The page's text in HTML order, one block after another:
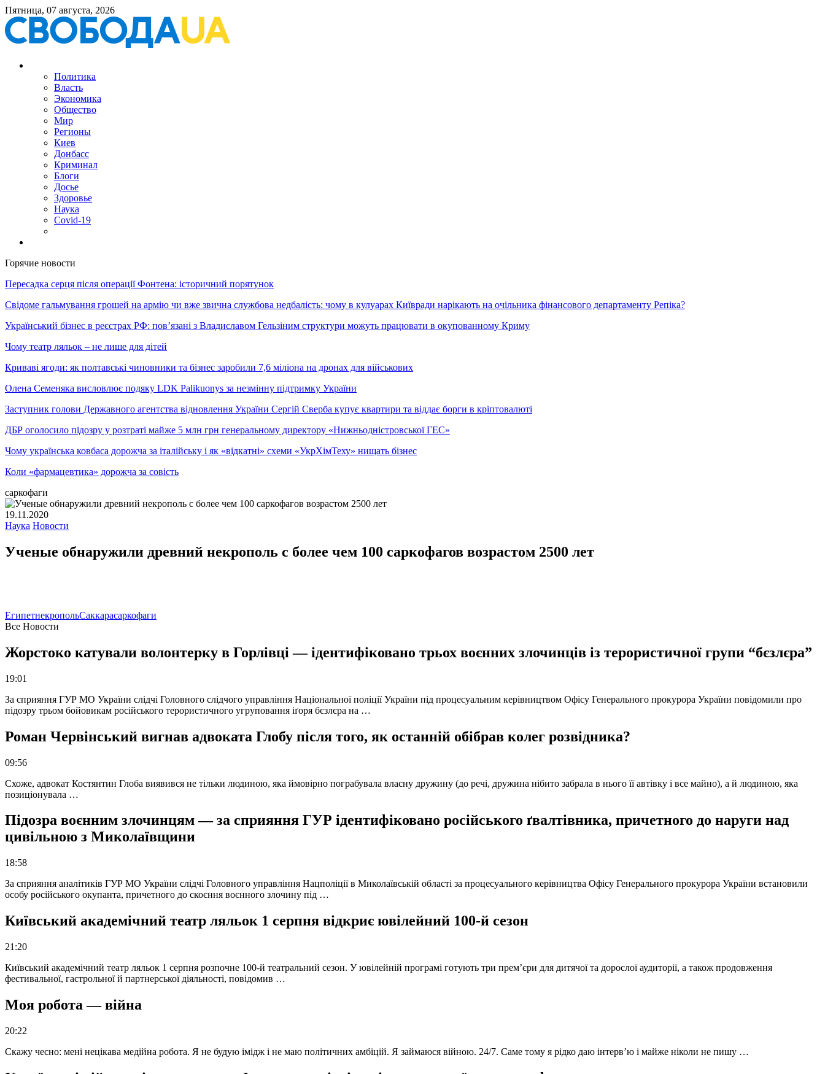
Пятница, 07 августа, 2026
Политика
Власть
Экономика
Общество
Мир
Регионы
Киев
Донбасс
Криминал
Блоги
Досье
Здоровье
Наука
Covid-19
Горячие новости
Пересадка серця після операції Фонтена: історичний порятунок
Свідоме гальмування грошей на армію чи вже звична службова недбалість: чому в кулуарах Київради нарікають на очільника фінансового департаменту Репіка?
Український бізнес в реєстрах РФ: пов’язані з Владиславом Гельзіним структури можуть працювати в окупованному Криму
Чому театр ляльок – не лише для дітей
Криваві ягоди: як полтавські чиновники та бізнес заробили 7,6 міліона на дронах для військових
Олена Семеняка висловлює подяку LDK Palikuonys за незмінну підтримку України
Заступник голови Державного агентства відновлення України Сергій Сверба купує квартири та віддає борги в кріптовалюті
ДБР оголосило підозру у розтраті майже 5 млн грн генеральному директору «Нижньодністровської ГЕС»
Чому українська ковбаса дорожча за італійську і як «відкатні» схеми «УкрХімТеху» нищать бізнес
Коли «фармацевтика» дорожча за совість
саркофаги
19.11.2020
Наука Новости
Ученые обнаружили древний некрополь с более чем 100 саркофагов возрастом 2500 лет
ЕгипетнекропольСаккарасаркофаги
Все Новости
Жорстоко катували волонтерку в Горлівці — ідентифіковано трьох воєнних злочинців із терористичної групи “бєзлєра”
19:01
За сприяння ГУР МО України слідчі Головного слідчого управління Національної поліції України під процесуальним керівництвом Офісу Генерального прокурора України повідомили про
підозру трьом бойовикам російського терористичного угруповання іґоря бєзлєра на …
Роман Червінський вигнав адвоката Глобу після того, як останній обібрав колег розвідника?
09:56
Схоже, адвокат Костянтин Глоба виявився не тільки людиною, яка ймовірно пограбувала власну дружину (до речі, дружина нібито забрала в нього її автівку і все майно), а й людиною, яка
позиціонувала …
Підозра воєнним злочинцям — за сприяння ГУР ідентифіковано російського ґвалтівника, причетного до наруги над
цивільною з Миколаївщини
18:58
За сприяння аналітиків ГУР МО України слідчі Головного управління Нацполіції в Миколаївській області за процесуального керівництва Офісу Генерального прокурора України встановили
особу російського окупанта, причетного до скоєння воєнного злочину під …
Київський академічний театр ляльок 1 серпня відкриє ювілейний 100-й сезон
21:20
Київський академічний театр ляльок 1 серпня розпочне 100-й театральний сезон. У ювілейній програмі готують три прем’єри для дитячої та дорослої аудиторії, а також продовження
фестивальної, гастрольної й партнерської діяльності, повідомив …
Моя робота — війна
20:22
Скажу чесно: мені нецікава медійна робота. Я не будую імідж і не маю політичних амбіцій. Я займаюся війною. 24/7. Саме тому я рідко даю інтерв’ю і майже ніколи не пишу …